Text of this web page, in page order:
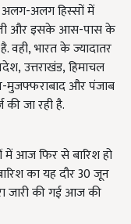
अलग हिस्सों में
और इसके आस-पास के
वही, भारत के ज्यादातर
उत्तराखंड, हिमाचल
मुजफ्फराबाद और पंजाब
जा रही है.
आज फिर से बारिश हो
का यह दौर 30 जून
जारी की गई आज की